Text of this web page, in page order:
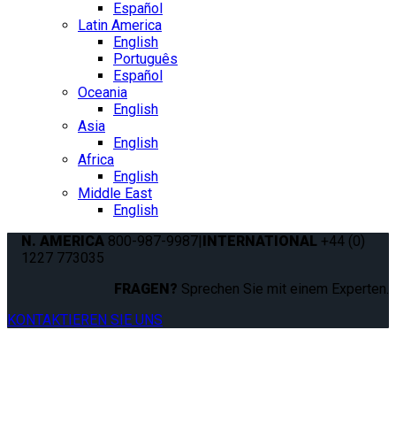
Español
Latin America
English
Português
Español
Oceania
English
Asia
English
Africa
English
Middle East
English
N. AMERICA 800-987-9987|INTERNATIONAL +44 (0)
1227 773035
FRAGEN? Sprechen Sie mit einem Experten.
KONTAKTIEREN SIE UNS